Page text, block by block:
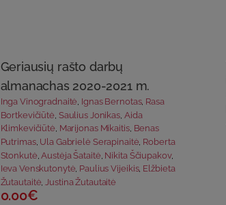
Geriausių rašto darbų
almanachas 2020-2021 m.
Inga Vinogradnaitė, Ignas Bernotas, Rasa
Bortkevičiūtė Saulius Jonikas Aida
Klimkevičiūtė, Marijonas Mikaitis, Benas
Putrimas, Ula Gabrielė Serapinaitė Roberta
Stonkutė Austėja Šataitė Nikita Ščiupakov,
Ieva Venskutonytė, Paulius Vijeikis, Elžbieta
Žutautaitė Justina Žutautaitė
0.00€